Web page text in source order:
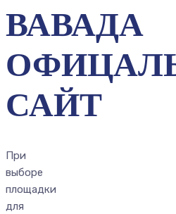
ВАВАДА
САЙТ
При
выборе
площадки
для